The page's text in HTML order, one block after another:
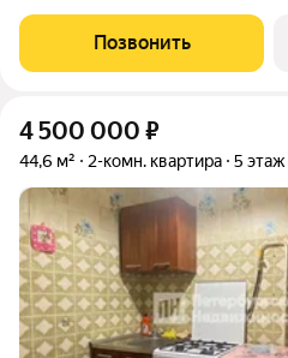
каждое помещение - это
комфорта для жизни. Жить за
Позвонить
4 500 000 ₽
44,6 м² 2-комн. квартира 5 этаж